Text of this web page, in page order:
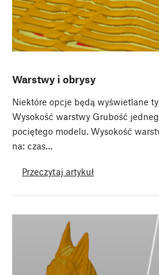
Warstwy i obrysy
Niektóre opcje będą wyświetlane
Wysokość warstwy Grubość
pociętego modelu. Wysokość
na: czas…
Przeczytaj artykuł